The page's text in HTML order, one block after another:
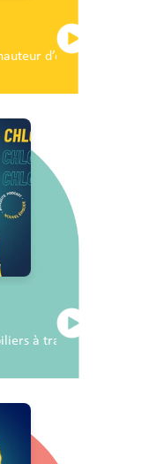
d’enfants
à travers la RSE